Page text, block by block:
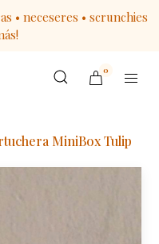
• neceseres • scrunchies
0
MiniBox Tulip